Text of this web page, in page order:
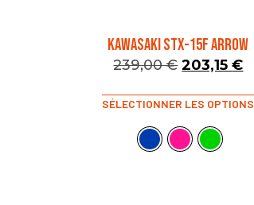
KAWASAKI STX-15F ARROW
239,00€ 203,15€
SÉLECTIONNER LES OPTIONS